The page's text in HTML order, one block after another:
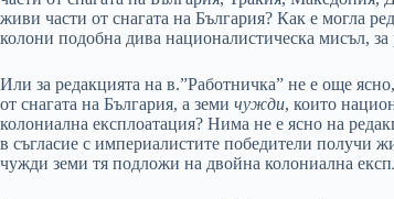
живи части от снагата на България? Как е могла
колони подобна дива националистическа мисъл, за
Или за редакцията на в.”Работничка” не е още
от снагата на България, а земи чужди, които
колониална експлоатация? Нима не е ясно на
в съгласие с империалистите победители получи
чужди земи тя подложи на двойна колониална